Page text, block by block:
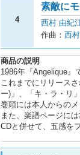
4
素敵に
西村 由紀
作曲： 西
商品の説明
1986年『Angelique』
これまでにリリース
ー)」、「キ・ラ・リ
巻頭には本人からの
また、楽譜ページに
CDと併せて、五感を